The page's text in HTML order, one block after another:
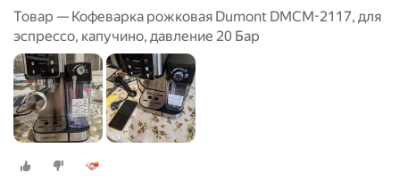
Товар — Кофеварка рожковая Dumont DMCM-2117, для
эспрессо, капучино, давление 20 Бар